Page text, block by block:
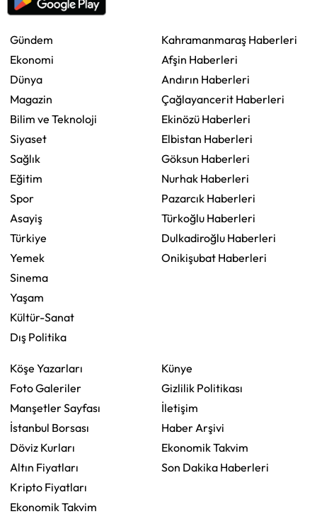
Gündem
Ekonomi
Dünya
Magazin
Bilim ve Teknoloji
Siyaset
Sağlık
Eğitim
Spor
Asayiş
Türkiye
Yemek
Sinema
Yaşam
Kültür-Sanat
Dış Politika
Kahramanmaraş Haberleri
Afşin Haberleri
Andırın Haberleri
Çağlayancerit Haberleri
Ekinözü Haberleri
Elbistan Haberleri
Göksun Haberleri
Nurhak Haberleri
Pazarcık Haberleri
Türkoğlu Haberleri
Dulkadiroğlu Haberleri
Onikişubat Haberleri
Köşe Yazarları
Foto Galeriler
Manşetler Sayfası
İstanbul Borsası
Döviz Kurları
Altın Fiyatları
Kripto Fiyatları
Ekonomik Takvim
Künye
Gizlilik Politikası
İletişim
Haber Arşivi
Ekonomik Takvim
Son Dakika Haberleri